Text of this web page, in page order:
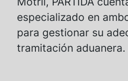
especializado en
para gestionar su
tramitación aduanera.